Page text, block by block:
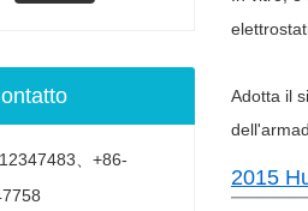
Adotta il
2015
della lampada UV
invecchiamento UV
、+86-